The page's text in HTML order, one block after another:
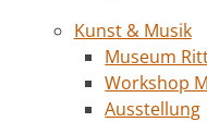
Kunst & Musik
Museum
Workshop
Ausstellung